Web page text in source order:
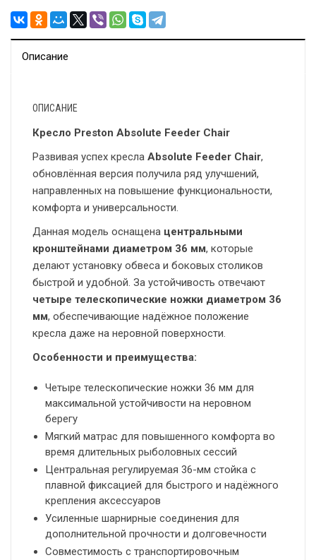
Описание
ОПИСАНИЕ
Кресло Preston Absolute Feeder Chair
Развивая успех кресла Absolute Feeder Chair,
обновлённая версия получила ряд улучшений,
направленных на повышение функциональности,
комфорта и универсальности.
Данная модель оснащена центральными
кронштейнами диаметром 36 мм, которые
делают установку обвеса и боковых столиков
быстрой и удобной. За устойчивость отвечают
четыре телескопические ножки диаметром 36
мм, обеспечивающие надёжное положение
кресла даже на неровной поверхности.
Особенности и преимущества:
Четыре телескопические ножки 36 мм для
максимальной устойчивости на неровном
берегу
Мягкий матрас для повышенного комфорта во
время длительных рыболовных сессий
Центральная регулируемая 36-мм стойка с
плавной фиксацией для быстрого и надёжного
крепления аксессуаров
Усиленные шарнирные соединения для
дополнительной прочности и долговечности
Совместимость с транспортировочным